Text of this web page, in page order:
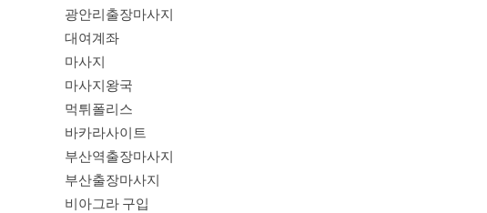
광안리출장마사지
대여계좌
마사지
마사지왕국
먹튀폴리스
바카라사이트
부산역출장마사지
부산출장마사지
비아그라 구입